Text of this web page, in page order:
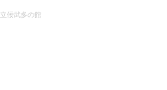
立佞武多の館